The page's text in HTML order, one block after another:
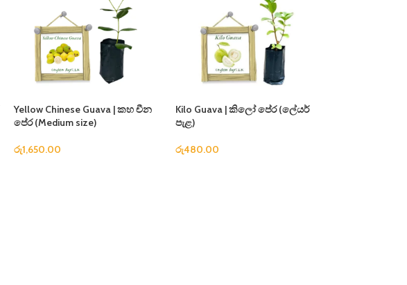
Yellow Chinese Guava | කහ චීන
පේර (Medium size)
රු1,650.00
Kilo Guava | කිලෝ පේර (ලේයර්
පැළ)
රු480.00